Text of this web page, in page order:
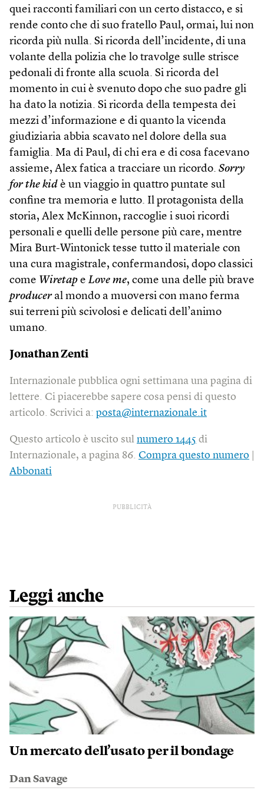
quei racconti familiari con un certo distacco, e si
rende conto che di suo fratello Paul, ormai, lui non
ricorda più nulla. Si ricorda dell’incidente, di una
volante della polizia che lo travolge sulle strisce
pedonali di fronte alla scuola. Si ricorda del
momento in cui è svenuto dopo che suo padre gli
ha dato la notizia. Si ricorda della tempesta dei
mezzi d’informazione e di quanto la vicenda
giudiziaria abbia scavato nel dolore della sua
famiglia. Ma di Paul, di chi era e di cosa facevano
assieme, Alex fatica a tracciare un ricordo. Sorry
for the kid è un viaggio in quattro puntate sul
confine tra memoria e lutto. Il protagonista della
storia, Alex McKinnon, raccoglie i suoi ricordi
personali e quelli delle persone più care, mentre
Mira Burt-Wintonick tesse tutto il materiale con
una cura magistrale, confermandosi, dopo classici
come Wiretap e Love me, come una delle più brave
produceral mondo a muoversi con mano ferma
sui terreni più scivolosi e delicati dell’animo
umano.
Jonathan Zenti
Internazionale pubblica ogni settimana una pagina di
lettere. Ci piacerebbe sapere cosa pensi di questo
articolo. Scrivici a: posta@internazionale.it
Questo articolo è uscito sul numero 1445 di
Internazionale, a pagina 86. Compra questo numero
Abbonati
PUBBLICITÀ
Leggi anche
Un mercato dell’usato per il bondage
Dan Savage